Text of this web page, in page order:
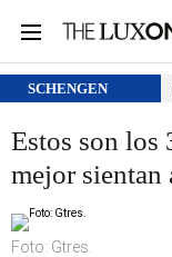
SCHENGEN
Estos son los
mejor sientan
Foto: Gtres.